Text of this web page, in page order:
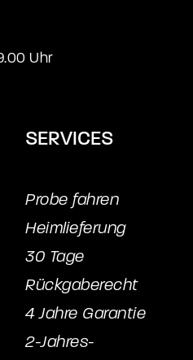
Uhr
SERVICES
Probe fahren
Heimlieferung
30 Tage
Rückgaberecht
4 Jahre Garantie
2-Jahres-